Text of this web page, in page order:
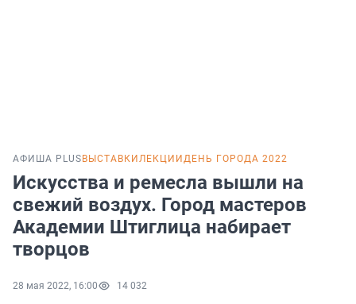
АФИША PLUS ВЫСТАВКИ ЛЕКЦИИ ДЕНЬ ГОРОДА 2022
Искусства и ремесла вышли на
свежий воздух. Город мастеров
Академии Штиглица набирает
творцов
28 мая 2022, 16:00 14 032